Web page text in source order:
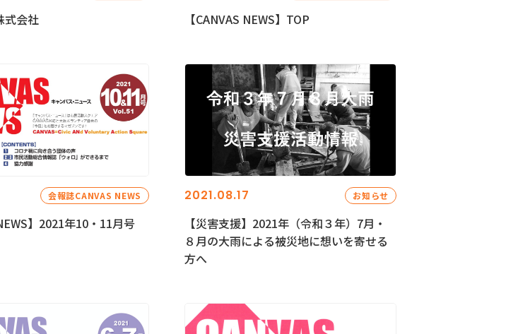
式会社 【CANVAS NEWS】TOP
会報誌CANVAS NEWS
】2021年10・11月号
2021.08.17 お知らせ
【災害支援】2021年（令和３年）7月・
８月の大雨による被災地に想いを寄せる
方へ